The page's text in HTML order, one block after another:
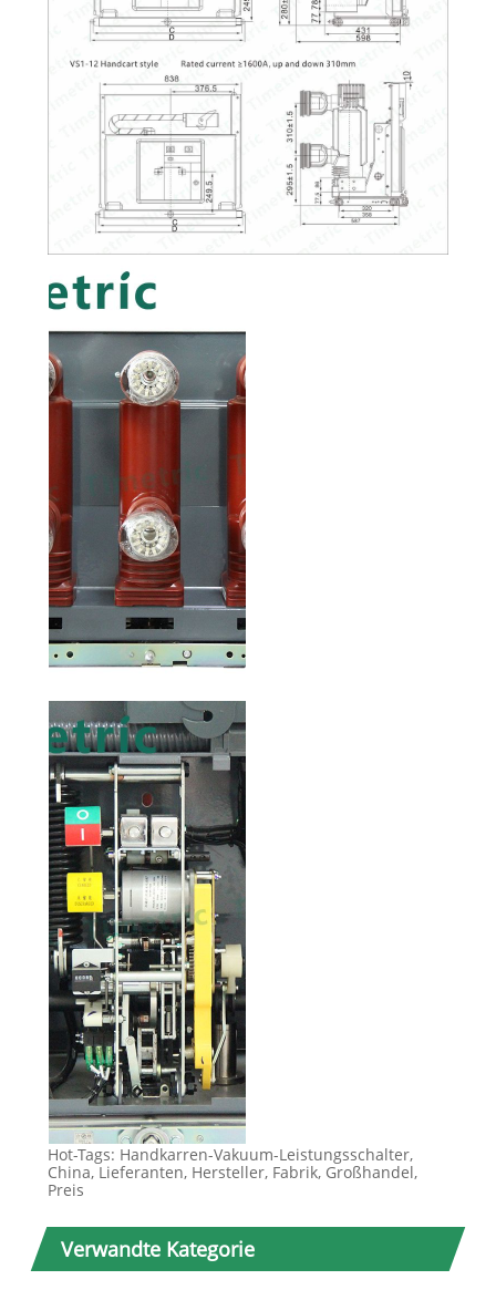
Hot-Tags: Handkarren-Vakuum-Leistungsschalter,
China, Lieferanten, Hersteller, Fabrik, Großhandel,
Preis
Verwandte Kategorie